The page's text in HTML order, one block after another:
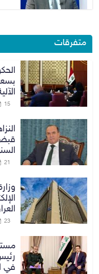
متفرقات
15 ديسمبر، 2022
21 مارس، 2023
23 مارس، 2023
في